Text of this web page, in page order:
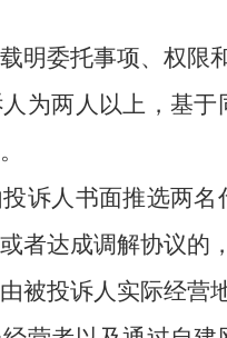
委托事项、权限和
为两人以上，基
人书面推选两名
者达成调解协议的
被投诉人实际经营